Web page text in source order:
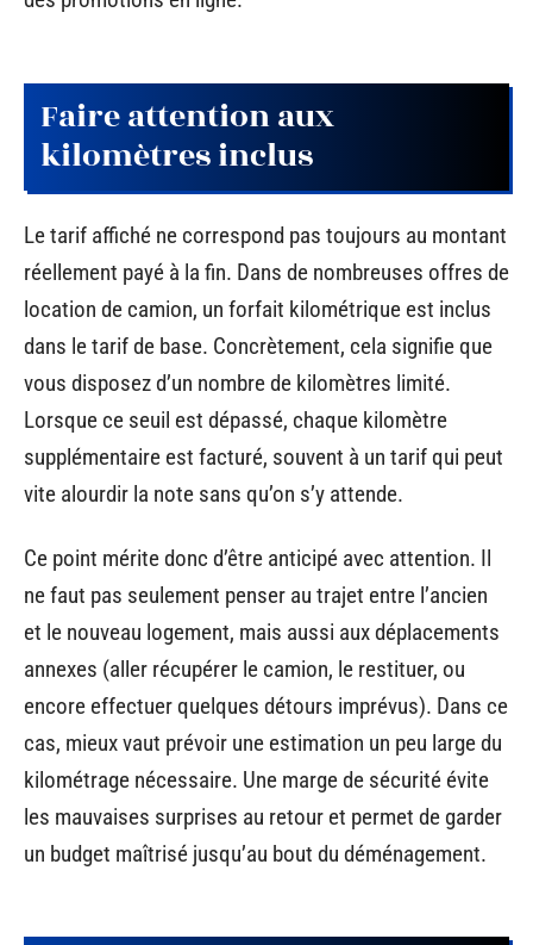
Faire attention aux
kilomètres inclus
Le tarif affiché ne correspond pas toujours au montant
réellement payé à la fin. Dans de nombreuses offres de
location de camion, un forfait kilométrique est inclus
dans le tarif de base. Concrètement, cela signifie que
vous disposez d’un nombre de kilomètres limité.
Lorsque ce seuil est dépassé, chaque kilomètre
supplémentaire est facturé, souvent à un tarif qui peut
vite alourdir la note sans qu’on s’y attende.
Ce point mérite donc d’être anticipé avec attention. Il
ne faut pas seulement penser au trajet entre l’ancien
et le nouveau logement, mais aussi aux déplacements
annexes (aller récupérer le camion, le restituer, ou
encore effectuer quelques détours imprévus). Dans ce
cas, mieux vaut prévoir une estimation un peu large du
kilométrage nécessaire. Une marge de sécurité évite
les mauvaises surprises au retour et permet de garder
un budget maîtrisé jusqu’au bout du déménagement.